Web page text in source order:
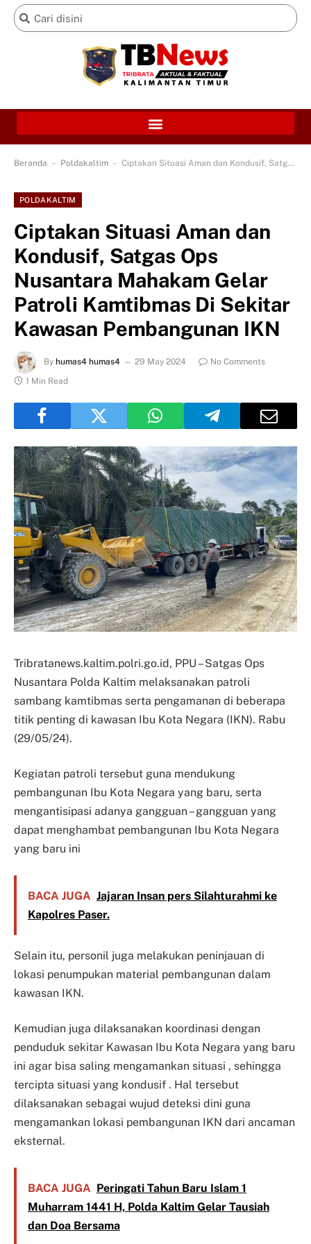
Beranda - Poldakaltim - Ciptakan Situasi Aman dan Kondusif, Satgas Ops Nusantara Mahakam Gelar Patroli Kamtibmas Di Sekitar Kawasan Pembangunan IKN
POLDAKALTIM
Ciptakan Situasi Aman dan
Kondusif, Satgas Ops
Nusantara Mahakam Gelar
Patroli Kamtibmas Di Sekitar
Kawasan Pembangunan IKN
By humas4 humas4 29 May 2024
No Comments
1 Min Read
Tribratanews.kaltim.polri.go.id, PPU – Satgas Ops
Nusantara Polda Kaltim melaksanakan patroli
sambang kamtibmas serta pengamanan di beberapa
titik penting di kawasan Ibu Kota Negara (IKN). Rabu
(29/05/24).
Kegiatan patroli tersebut guna mendukung
pembangunan Ibu Kota Negara yang baru, serta
mengantisipasi adanya gangguan – gangguan yang
dapat menghambat pembangunan Ibu Kota Negara
yang baru ini
BACA JUGA Jajaran Insan pers Silahturahmi ke
Kapolres Paser.
Selain itu, personil juga melakukan peninjauan di
lokasi penumpukan material pembangunan dalam
kawasan IKN.
Kemudian juga dilaksanakan koordinasi dengan
penduduk sekitar Kawasan Ibu Kota Negara yang baru
ini agar bisa saling mengamankan situasi , sehingga
tercipta situasi yang kondusif . Hal tersebut
dilaksanakan sebagai wujud deteksi dini guna
mengamankan lokasi pembangunan IKN dari ancaman
eksternal.
BACA JUGA Peringati Tahun Baru Islam 1
Muharram 1441 H, Polda Kaltim Gelar Tausiah
dan Doa Bersama